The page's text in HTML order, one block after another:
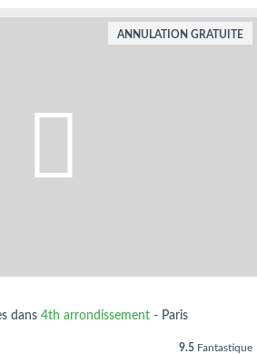
dans 4th arrondissement - Paris
9.5 Fantastique
ANNULATION GRATUITE